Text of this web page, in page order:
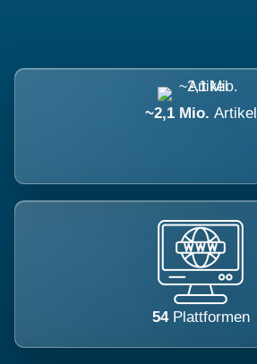
~2,1 Mio. Artikel
54 Plattformen